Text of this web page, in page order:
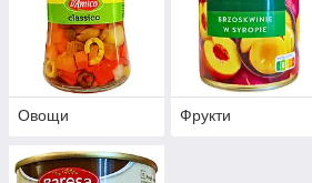
Овощи Фрукти